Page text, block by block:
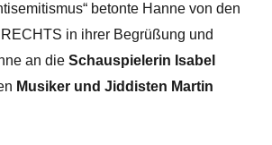
betonte Hanne von den
in ihrer Begrüßung und
an dieSchauspielerin Isabel
Musiker und Jiddisten Martin